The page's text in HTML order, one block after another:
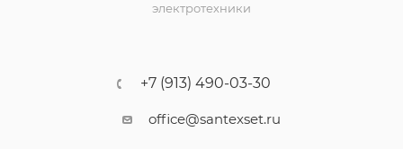
электротехники
+7 (913) 490-03-30
office@santexset.ru